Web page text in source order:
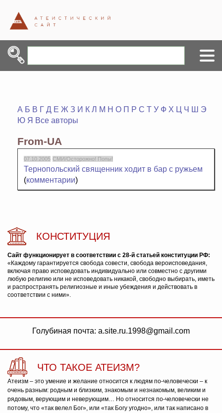
А Б В Г Д Е Ж З И К Л М Н О П Р С Т У Ф Х Ц Ч Ш
Э
Ю Я Все авторы
From-UA
07.10.2005 СМИ/Осторожно! Попы!
Тернопольский священник ходит в бар с ружьем
(комментарии)
КОНСТИТУЦИЯ
Сайт функционирует в соответствии с 28-й статьей конституции РФ:
«Каждому гарантируется свобода совести, свобода вероисповедания,
включая право исповедовать индивидуально или совместно с другими
любую религию или не исповедовать никакой, свободно выбирать, иметь
и распространять религиозные и иные убеждения и действовать в
соответствии с ними».
Голубиная почта: a.site.ru.1998@gmail.com
ЧТО ТАКОЕ АТЕИЗМ?
Атеизм – это умение и желание относится к людям по-человечески – к
очень разным: родным и близким, знакомым и незнакомым, великим и
рядовым, верующим и неверующим… Но относится по-человечески не
потому, что «так велел Бог», или «так Богу угодно», или так написано в